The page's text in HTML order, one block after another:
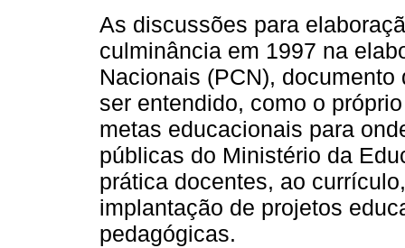
As discussões para
culminância em 1997 na
Nacionais (PCN),
ser entendido, como o
metas educacionais para
públicas do Ministério da
prática docentes, ao
implantação de projetos
pedagógicas.